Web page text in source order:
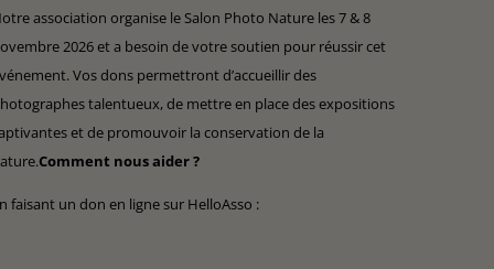
association organise le Salon Photo Nature les 7 & 8
2026 et a besoin de votre soutien pour réussir cet
Vos dons permettront d’accueillir des
talentueux, de mettre en place des expositions
et de promouvoir la conservation de la
Comment nous aider ?
faisant un don en ligne sur HelloAsso :